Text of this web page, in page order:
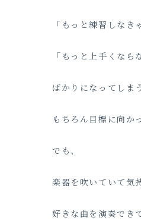
「もっと練習しなき
「もっと上手くなら
ばかりになってしま
もちろん目標に向か
でも、
楽器を吹いていて気
好きな曲を演奏でき